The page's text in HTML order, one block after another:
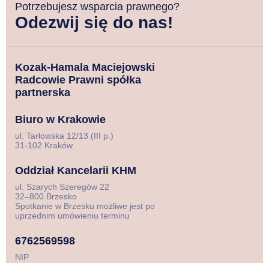
Potrzebujesz wsparcia prawnego?
Odezwij się do nas!
Kozak-Hamala Maciejowski
Radcowie Prawni spółka
partnerska
Biuro w Krakowie
ul. Tarłowska 12/13 (III p.)
31-102 Kraków
Oddział Kancelarii KHM
ul. Szarych Szeregów 22
32–800 Brzesko
Spotkanie w Brzesku możliwe jest po
uprzednim umówieniu terminu
6762569598
NIP